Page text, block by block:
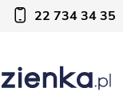
22 734 34 35